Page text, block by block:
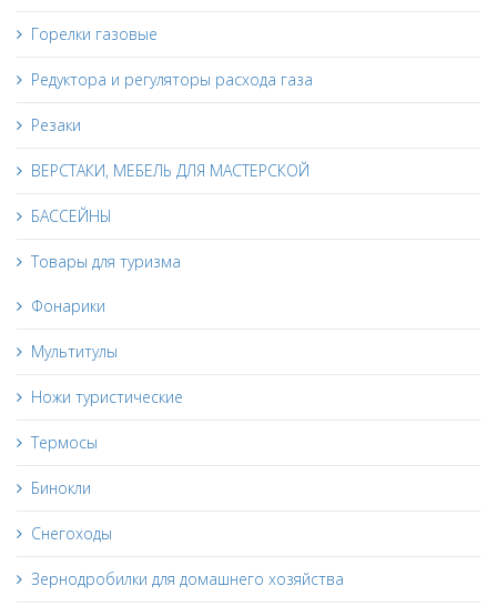
Горелки газовые
Редуктора и регуляторы расхода газа
Резаки
ВЕРСТАКИ, МЕБЕЛЬ ДЛЯ МАСТЕРСКОЙ
БАССЕЙНЫ
Товары для туризма
Фонарики
Мультитулы
Ножи туристические
Термосы
Бинокли
Снегоходы
Зернодробилки для домашнего хозяйства